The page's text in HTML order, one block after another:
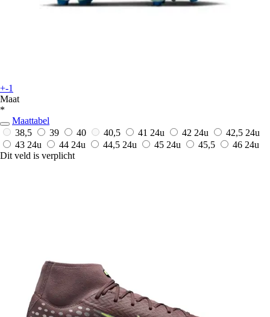
+-1
Maat
*
Maattabel
38,5
39 40 40,5 41 24u 42 24u 42,5 24u
43 24u 44 24u 44,5 24u 45 24u 45,5 46 24u
Dit veld is verplicht